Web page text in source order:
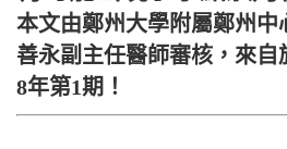
本文由鄭州大學附屬鄭州中
善永副主任醫師審核，來自
8年第1期！